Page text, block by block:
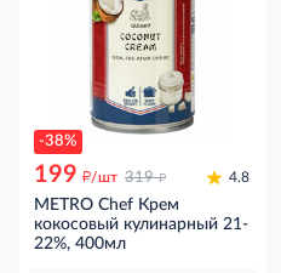
-38%
199 д/шт 319 д 4.8
METRO Chef Крем
кокосовый кулинарный 21-
22%, 400мл